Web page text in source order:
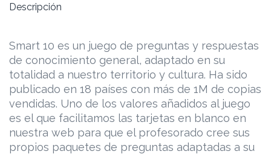
Descripción
Smart 10 es un juego de preguntas y respuestas
de conocimiento general, adaptado en su
totalidad a nuestro territorio y cultura. Ha sido
publicado en 18 países con más de 1M de copias
vendidas. Uno de los valores añadidos al juego
es el que facilitamos las tarjetas en blanco en
nuestra web para que el profesorado cree sus
propios paquetes de preguntas adaptadas a su